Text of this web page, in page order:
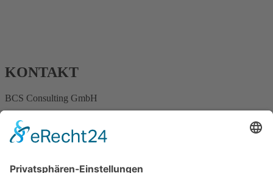
KONTAKT
BCS Consulting GmbH
Ostertorstraße 9
32312 Lübbecke